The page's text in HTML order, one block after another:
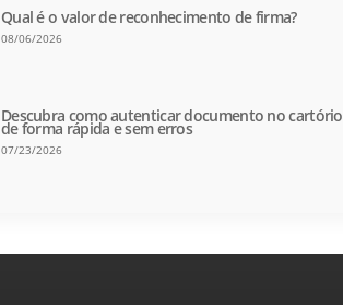
Qual é o valor de reconhecimento de firma?
08/06/2026
Descubra como autenticar documento no cartório
de forma rápida e sem erros
07/23/2026